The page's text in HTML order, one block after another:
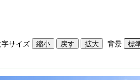
サイズ 背景